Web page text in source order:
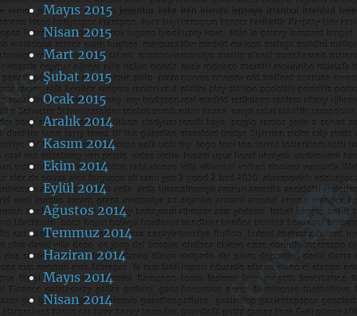
Mayıs 2015
Nisan 2015
Mart 2015
Şubat 2015
Ocak 2015
Aralık 2014
Kasım 2014
Ekim 2014
Eylül 2014
Ağustos 2014
Temmuz 2014
Haziran 2014
Mayıs 2014
Nisan 2014